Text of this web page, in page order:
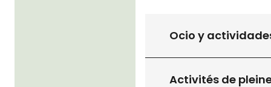
Ocio y
Activités de